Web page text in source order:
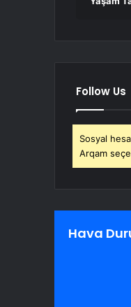
Follow Us
Sosyal
Arqam
Hava